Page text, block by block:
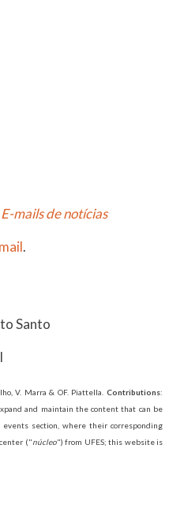
E-mails de notícias
.
Santo
V. Marra & OF. Piattella. Contributions:
and maintain the content that can be
section, where their corresponding
("núcleo") from UFES; this website is